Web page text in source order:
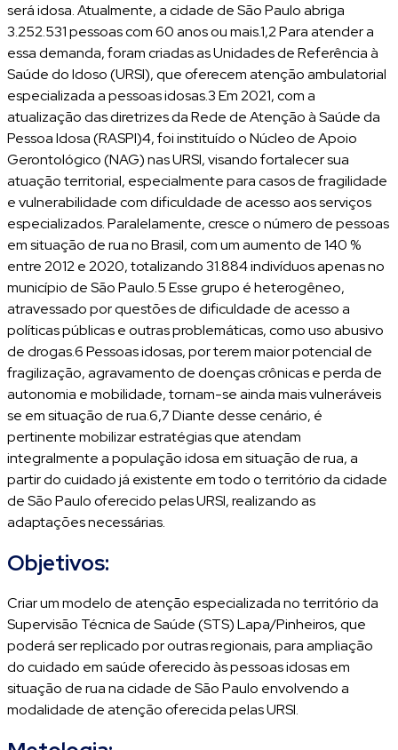
será idosa. Atualmente, a cidade de São Paulo abriga
3.252.531 pessoas com 60 anos ou mais.1,2 Para atender a
essa demanda, foram criadas as Unidades de Referência à
Saúde do Idoso (URSI), que oferecem atenção ambulatorial
especializada a pessoas idosas.3 Em 2021, com a
atualização das diretrizes da Rede de Atenção à Saúde da
Pessoa Idosa (RASPI)4, foi instituído o Núcleo de Apoio
Gerontológico (NAG) nas URSI, visando fortalecer sua
atuação territorial, especialmente para casos de fragilidade
e vulnerabilidade com dificuldade de acesso aos serviços
especializados. Paralelamente, cresce o número de pessoas
em situação de rua no Brasil, com um aumento de 140 %
entre 2012 e 2020, totalizando 31.884 indivíduos apenas no
município de São Paulo.5 Esse grupo é heterogêneo,
atravessado por questões de dificuldade de acesso a
políticas públicas e outras problemáticas, como uso abusivo
de drogas.6 Pessoas idosas, por terem maior potencial de
fragilização, agravamento de doenças crônicas e perda de
autonomia e mobilidade, tornam-se ainda mais vulneráveis
se em situação de rua.6,7 Diante desse cenário, é
pertinente mobilizar estratégias que atendam
integralmente a população idosa em situação de rua, a
partir do cuidado já existente em todo o território da cidade
de São Paulo oferecido pelas URSI, realizando as
adaptações necessárias.
Objetivos:
Criar um modelo de atenção especializada no território da
Supervisão Técnica de Saúde (STS) Lapa/Pinheiros, que
poderá ser replicado por outras regionais, para ampliação
do cuidado em saúde oferecido às pessoas idosas em
situação de rua na cidade de São Paulo envolvendo a
modalidade de atenção oferecida pelas URSI.